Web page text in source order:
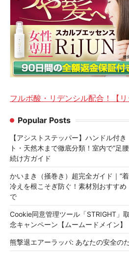
フルボ酸・リデンシル配合！【リ
Popular Posts
【アシストステッパー】ハンドル付
ト・天然木まで徹底分類！室内で“足
続け方ガイド
かいまき（掻巻き）超完全ガイド｜“
冷えを根こそぎ防ぐ！素材別おすすめ
で
Cookie同意管理ツール「STRIGHT」
念キャンペーン【ムームードメイン】
熊撃退エアーラッパ: あなたの安全の